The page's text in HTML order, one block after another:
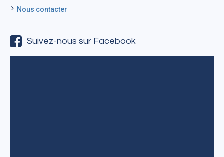
Nous contacter
Suivez-nous sur Facebook